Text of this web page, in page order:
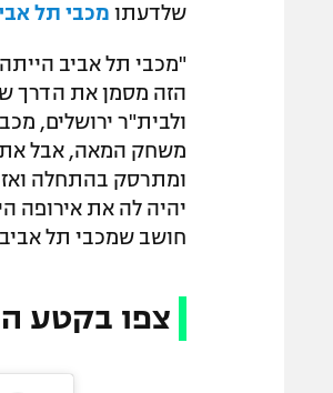
שלדעתו מכבי תל
"מכבי תל אביב
הזה מסמן את הדרך
ולבית"ר ירושלים,
משחק המאה, אבל
ומתרסק בהתחלה ואז
יהיה לה את אירופה
חושב שמכבי תל
צפו בקטע